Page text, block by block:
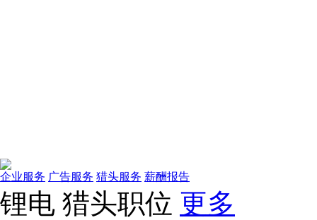
企业服务 广告服务 猎头服务 薪酬报告
锂电 猎头职位 更多